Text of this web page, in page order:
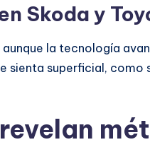
Skoda y
la tecnología
sienta superficial, como